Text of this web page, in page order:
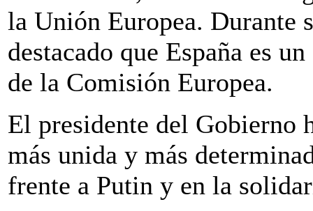
la Unión Europea. Durante
destacado que España es
de la Comisión Europea.
El presidente del Gobierno
más unida y más
frente a Putin y en la